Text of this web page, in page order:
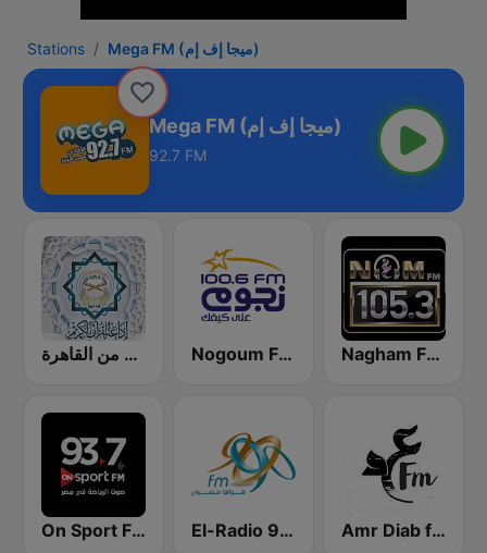
Stations Mega FM (ميجا إف إم)
Mega FM (ميجا إف إم)
92.7 FM
إذاعة القرآن الكريم من القاهرة Nogoum FM 100.6 (نجوم فم) Nagham FM 105.3 (نغم إف إم)
On Sport FM El-Radio‎ 9090 (الراديو٩٠٩٠) Amr Diab fm عمرو دياب